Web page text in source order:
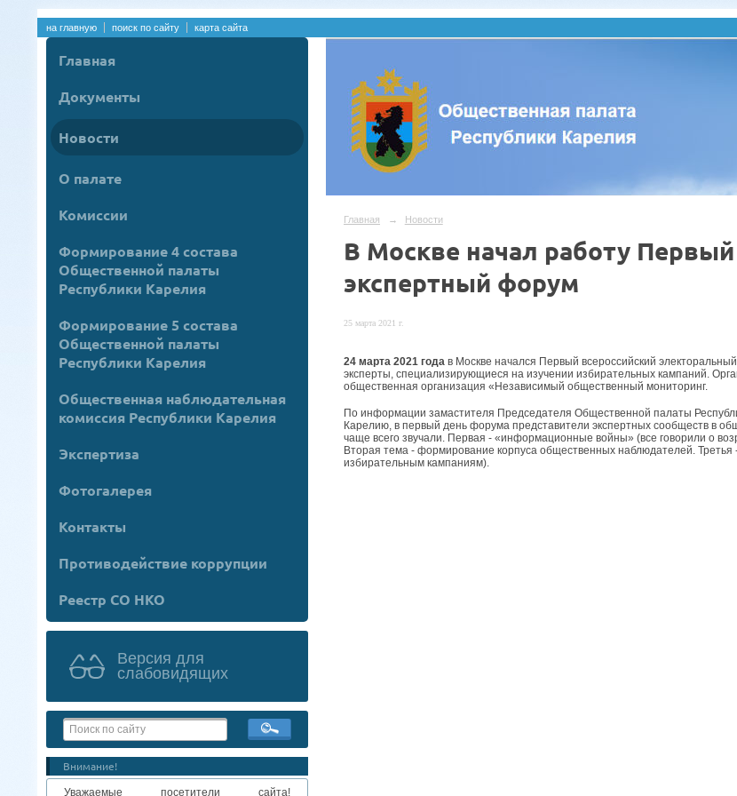
на главную поиск по сайту карта сайта
Главная
Документы
Новости
О палате
Комиссии
Формирование 4 состава
Общественной палаты
Республики Карелия
Формирование 5 состава
Общественной палаты
Республики Карелия
Общественная наблюдательная
комиссия Республики Карелия
Экспертиза
Фотогалерея
Контакты
Противодействие коррупции
Реестр СО НКО
Версия для
слабовидящих
Внимание!
Уважаемые посетители сайта!
Главная → Новости
В Москве начал работу
экспертный форум
25 марта 2021 г.
24 марта 2021 года в Москве начался Первый всероссийский
эксперты, специализирующиеся на изучении избирательных кампаний.
общественная организация «Независимый общественный мониторинг.
По информации замастителя Председателя Общественной палаты
Карелию, в первый день форума представители экспертных сообществ в
чаще всего звучали. Первая - «информационные войны» (все говорили о
Вторая тема - формирование корпуса общественных наблюдателей. Третья
избирательным кампаниям).